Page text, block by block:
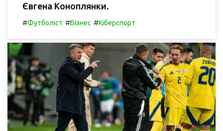
Євгена Коноплянки.
#Футболіст #Бізнес #Кіберспорт